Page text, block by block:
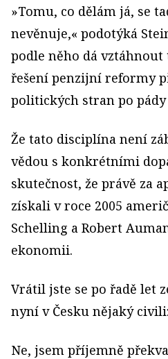
»Tomu, co dělám já, se
nevěnuje,« podotýká
podle něho dá
řešení penzijní reformy
politických stran po
Že tato disciplína není
vědou s konkrétními
skutečnost, že právě za
získali v roce 2005
Schelling a Robert
ekonomii.
Vrátil jste se po řadě let
nyní v Česku nějaký
Ne, jsem příjemně